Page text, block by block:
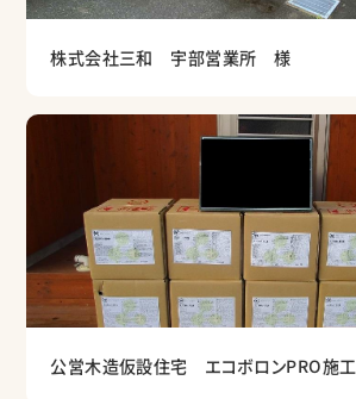
株式会社三和 宇部営業所 様
公営木造仮設住宅 エコボロンPRO施工